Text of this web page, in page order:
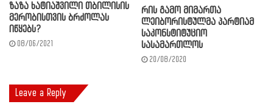
ზაზა ხატიაშვილი თბილისის
მერობისთვის ბრძოლას
იწყებს?
08/06/2021
რის გამო მიმართა
ლეიბორისტულმა პარტიამ
საკონსტიტუციო
სასამართლოს
20/08/2020
Leave a Reply